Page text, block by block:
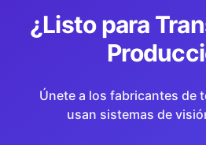
¿Listo para
Únete a los fabricantes de
usan sistemas de